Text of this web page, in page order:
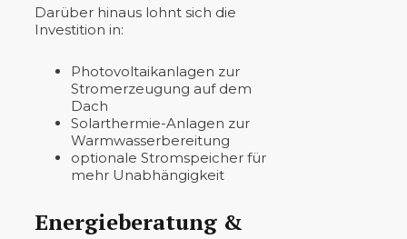
Darüber hinaus lohnt sich die
Investition in:
Photovoltaikanlagen zur
Stromerzeugung auf dem
Dach
Solarthermie-Anlagen zur
Warmwasserbereitung
optionale Stromspeicher für
mehr Unabhängigkeit
Energieberatung &